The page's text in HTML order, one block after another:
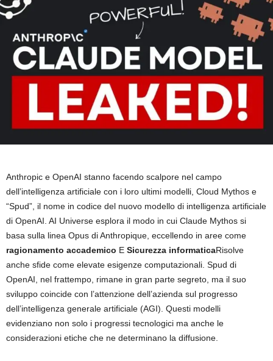
Anthropic e OpenAI stanno facendo scalpore nel campo
dell’intelligenza artificiale con i loro ultimi modelli, Cloud Mythos e
“Spud”, il nome in codice del nuovo modello di intelligenza artificiale
di OpenAI. AI Universe esplora il modo in cui Claude Mythos si
basa sulla linea Opus di Anthropique, eccellendo in aree come
ragionamento accademico E Sicurezza informaticaRisolve
anche sfide come elevate esigenze computazionali. Spud di
OpenAI, nel frattempo, rimane in gran parte segreto, ma il suo
sviluppo coincide con l’attenzione dell’azienda sul progresso
dell’intelligenza generale artificiale (AGI). Questi modelli
evidenziano non solo i progressi tecnologici ma anche le
considerazioni etiche che ne determinano la diffusione.